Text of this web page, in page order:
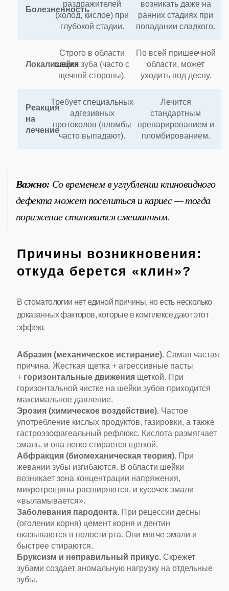
Болезненность
раздражителей
(холод, кислое) при
глубокой стадии.
возникать даже на
ранних стадиях при
попадании сладкого.
Локализация
Строго в области
шейки зуба (часто с
щечной стороны).
По всей пришеечной
области, может
уходить под десну.
Реакция
на
лечение
Требует специальных
адгезивных
протоколов (пломбы
часто выпадают).
Лечится
стандартным
препарированием и
пломбированием.
Важно: Со временем в углублении клиновидного
дефекта может поселиться и кариес — тогда
поражение становится смешанным.
Причины возникновения:
откуда берется «клин»?
В стоматологии нет единой причины, но есть несколько
доказанных факторов, которые в комплексе дают этот
эффект.
Абразия (механическое истирание). Самая частая
причина. Жесткая щетка + агрессивные пасты
+ горизонтальные движения щеткой. При
горизонтальной чистке на шейки зубов приходится
максимальное давление.
Эрозия (химическое воздействие). Частое
употребление кислых продуктов, газировки, а также
гастроэзофагеальный рефлюкс. Кислота размягчает
эмаль, и она легко стирается щеткой.
Абфракция (биомеханическая теория). При
жевании зубы изгибаются. В области шейки
возникает зона концентрации напряжения,
микротрещины расширяются, и кусочек эмали
«выламывается».
Заболевания пародонта. При рецессии десны
(оголении корня) цемент корня и дентин
оказываются в полости рта. Они мягче эмали и
быстрее стираются.
Бруксизм и неправильный прикус. Скрежет
зубами создает аномальную нагрузку на отдельные
зубы.